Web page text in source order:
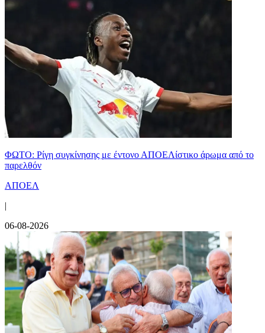
ΦΩΤΟ: Ρίγη συγκίνησης με έντονο ΑΠΟΕΛίστικο άρωμα από το
παρελθόν
ΑΠΟΕΛ
|
06-08-2026